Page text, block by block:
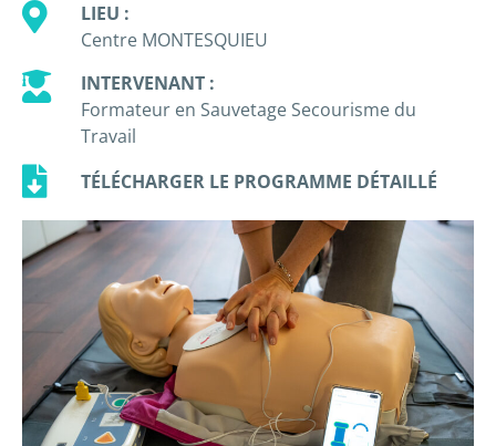
LIEU :
Centre MONTESQUIEU
INTERVENANT :
Formateur en Sauvetage Secourisme du
Travail
TÉLÉCHARGER LE PROGRAMME DÉTAILLÉ